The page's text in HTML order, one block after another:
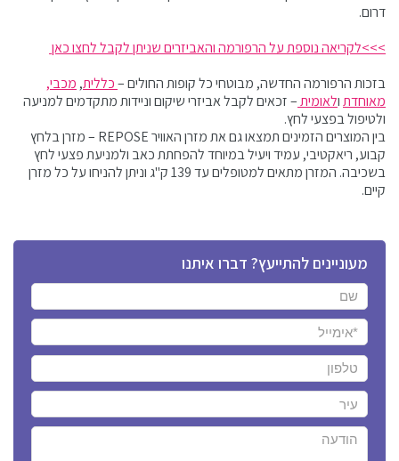
מעוניינים להתייעץ? דברו איתנו
דרום.
>>>לקריאה נוספת על הרפורמה והאביזרים שניתן לקבל לחצו כאן
בזכות הרפורמה החדשה, מבוטחי כל קופות החולים –כללית, מכבי,
מאוחדתולאומית– זכאים לקבל אביזרי שיקום וניידות מתקדמים למניעה
ולטיפול בפצעי לחץ.
בין המוצרים הזמינים תמצאו גם את מזרן האוויר REPOSE – מזרן בלחץ
קבוע, ריאקטיבי, עמיד ויעיל במיוחד להפחתת כאב ולמניעת פצעי לחץ
בשכיבה. המזרן מתאים למטופלים עד 139 ק"ג וניתן להניחו על כל מזרן
קיים.